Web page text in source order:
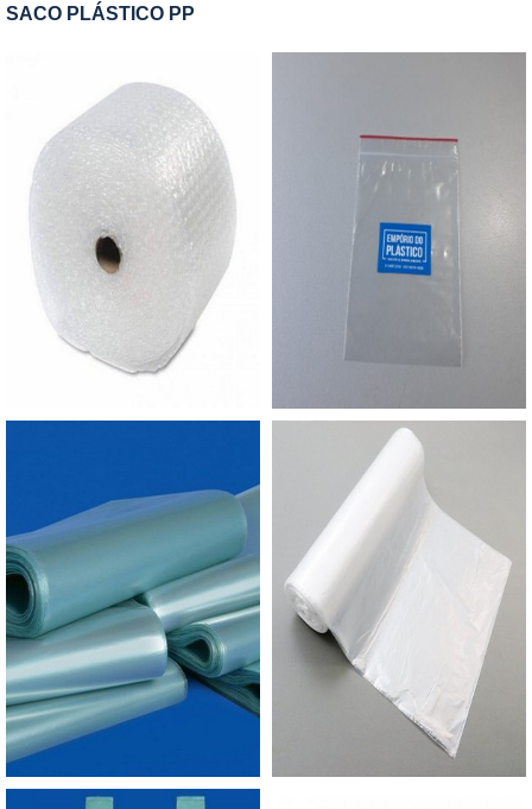
desenvolvidos de diversas maneiras diferentes.
ambientais.A EMPRESA CERTA PARA COMPRAR
SACOS RECICLADOSA Empório do Plástico
passou a contratar a produção com fábricas ainda
mais modernas e custos reduzidos. Aumentando,
assim, o mix de sacos a pronta entrega e venda
fracionada, até em pequenas quantidades. Para
saber mais informações, basta solicitar um
SACO PLÁSTICO PP